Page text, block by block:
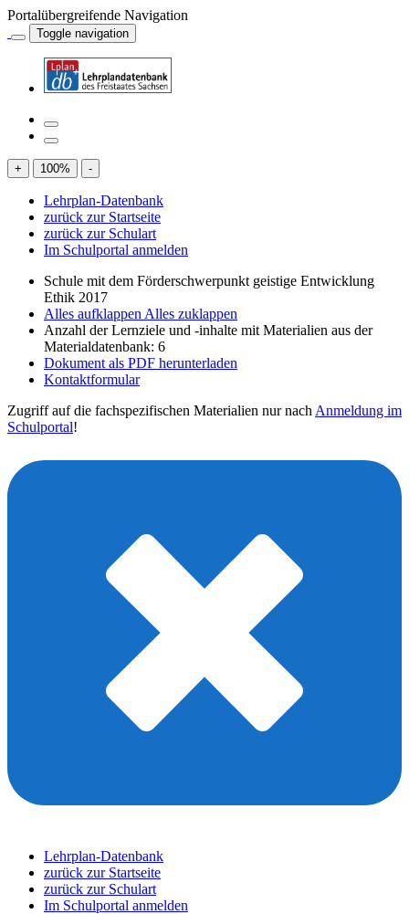
Portalübergreifende Navigation
Toggle navigation
+ 100% -
Lehrplan-Datenbank
zurück zur Startseite
zurück zur Schulart
Im Schulportal anmelden
Schule mit dem Förderschwerpunkt geistige Entwicklung
Ethik 2017
Alles aufklappen Alles zuklappen
Anzahl der Lernziele und -inhalte mit Materialien aus der
Materialdatenbank: 6
Dokument als PDF herunterladen
Kontaktformular
Zugriff auf die fachspezifischen Materialien nur nach Anmeldung im
Schulportal!
Lehrplan-Datenbank
zurück zur Startseite
zurück zur Schulart
Im Schulportal anmelden